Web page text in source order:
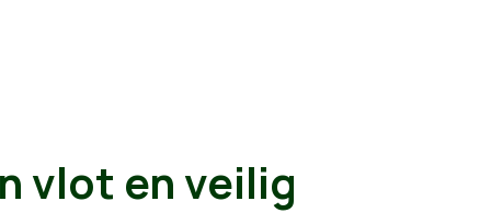
vlot en veilig